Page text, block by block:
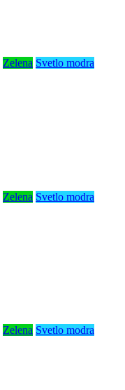
Zelena Svetlo modra
Zelena Svetlo modra
Zelena Svetlo modra